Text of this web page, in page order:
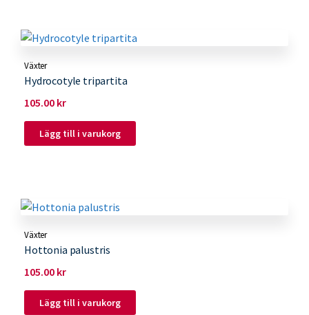
Växter
Hydrocotyle tripartita
105.00 kr
Lägg till i varukorg
Växter
Hottonia palustris
105.00 kr
Lägg till i varukorg